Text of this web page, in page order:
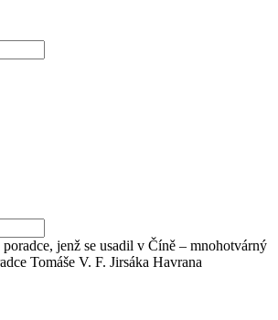
jenž se usadil v Číně – mnohotvárný
Tomáše V. F. Jirsáka Havrana